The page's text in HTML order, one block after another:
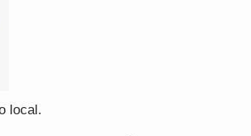
local.